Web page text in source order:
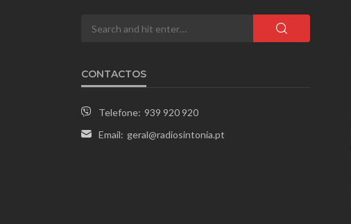
CONTACTOS
Telefone: 939 920 920
Email: geral@radiosintonia.pt